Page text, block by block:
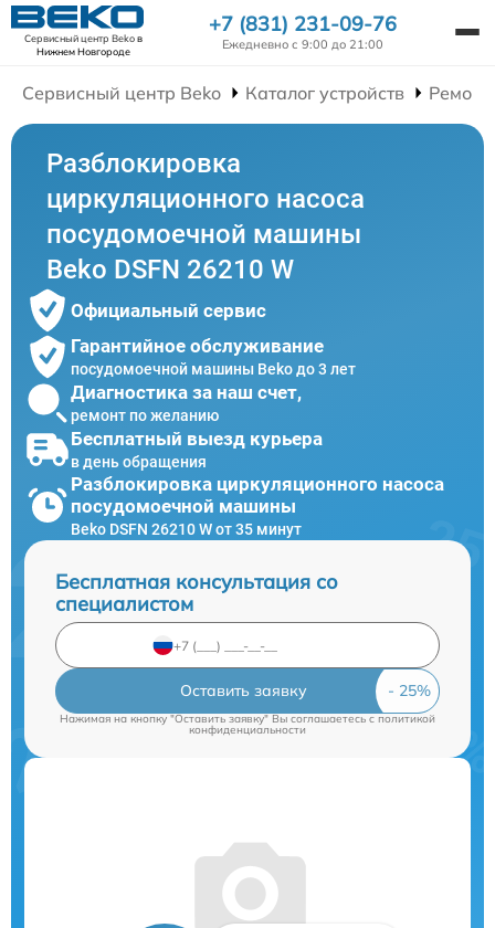
Сервисный центр Bekoв
Нижнем Новгороде
+7 (831) 231-09-76
Ежедневно с 9:00 до 21:00
Сервисный центр Beko Каталог устройств
Разблокировка
циркуляционного насоса
посудомоечной машины
Beko DSFN 26210 W
Официальный сервис
Гарантийное обслуживание
посудомоечной машины Beko до 3 лет
Диагностика за наш счет,
ремонт по желанию
Бесплатный выезд курьера
в день обращения
Разблокировка циркуляционного насоса
посудомоечной машины
Beko DSFN 26210 W от 35 минут
Бесплатная консультация со
специалистом
Оставить заявку
Нажимая на кнопку "Оставить заявку" Вы соглашаетесь c политикой
конфиденциальности